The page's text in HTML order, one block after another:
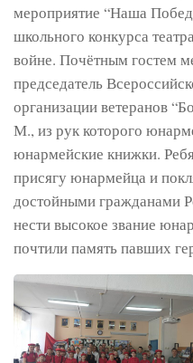
мероприятие “Наша
школьного конкурса
войне. Почётным гостем
председатель
организации ветеранов
М., из рук которого
юнармейские книжки.
присягу юнармейца и
достойными гражданами
нести высокое звание
почтили память павших